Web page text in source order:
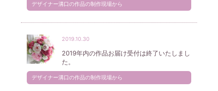
デザイナー溝口の作品の制作現場から
2019.10.30
2019年内の作品お届け受付は終了いたしまし
た。
デザイナー溝口の作品の制作現場から